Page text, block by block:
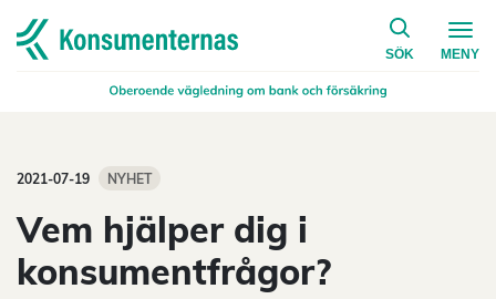
Navigera till startsidan
SÖK
på
MENY
2021-07-19 NYHET
Vem hjälper dig i
konsumentfrågor?